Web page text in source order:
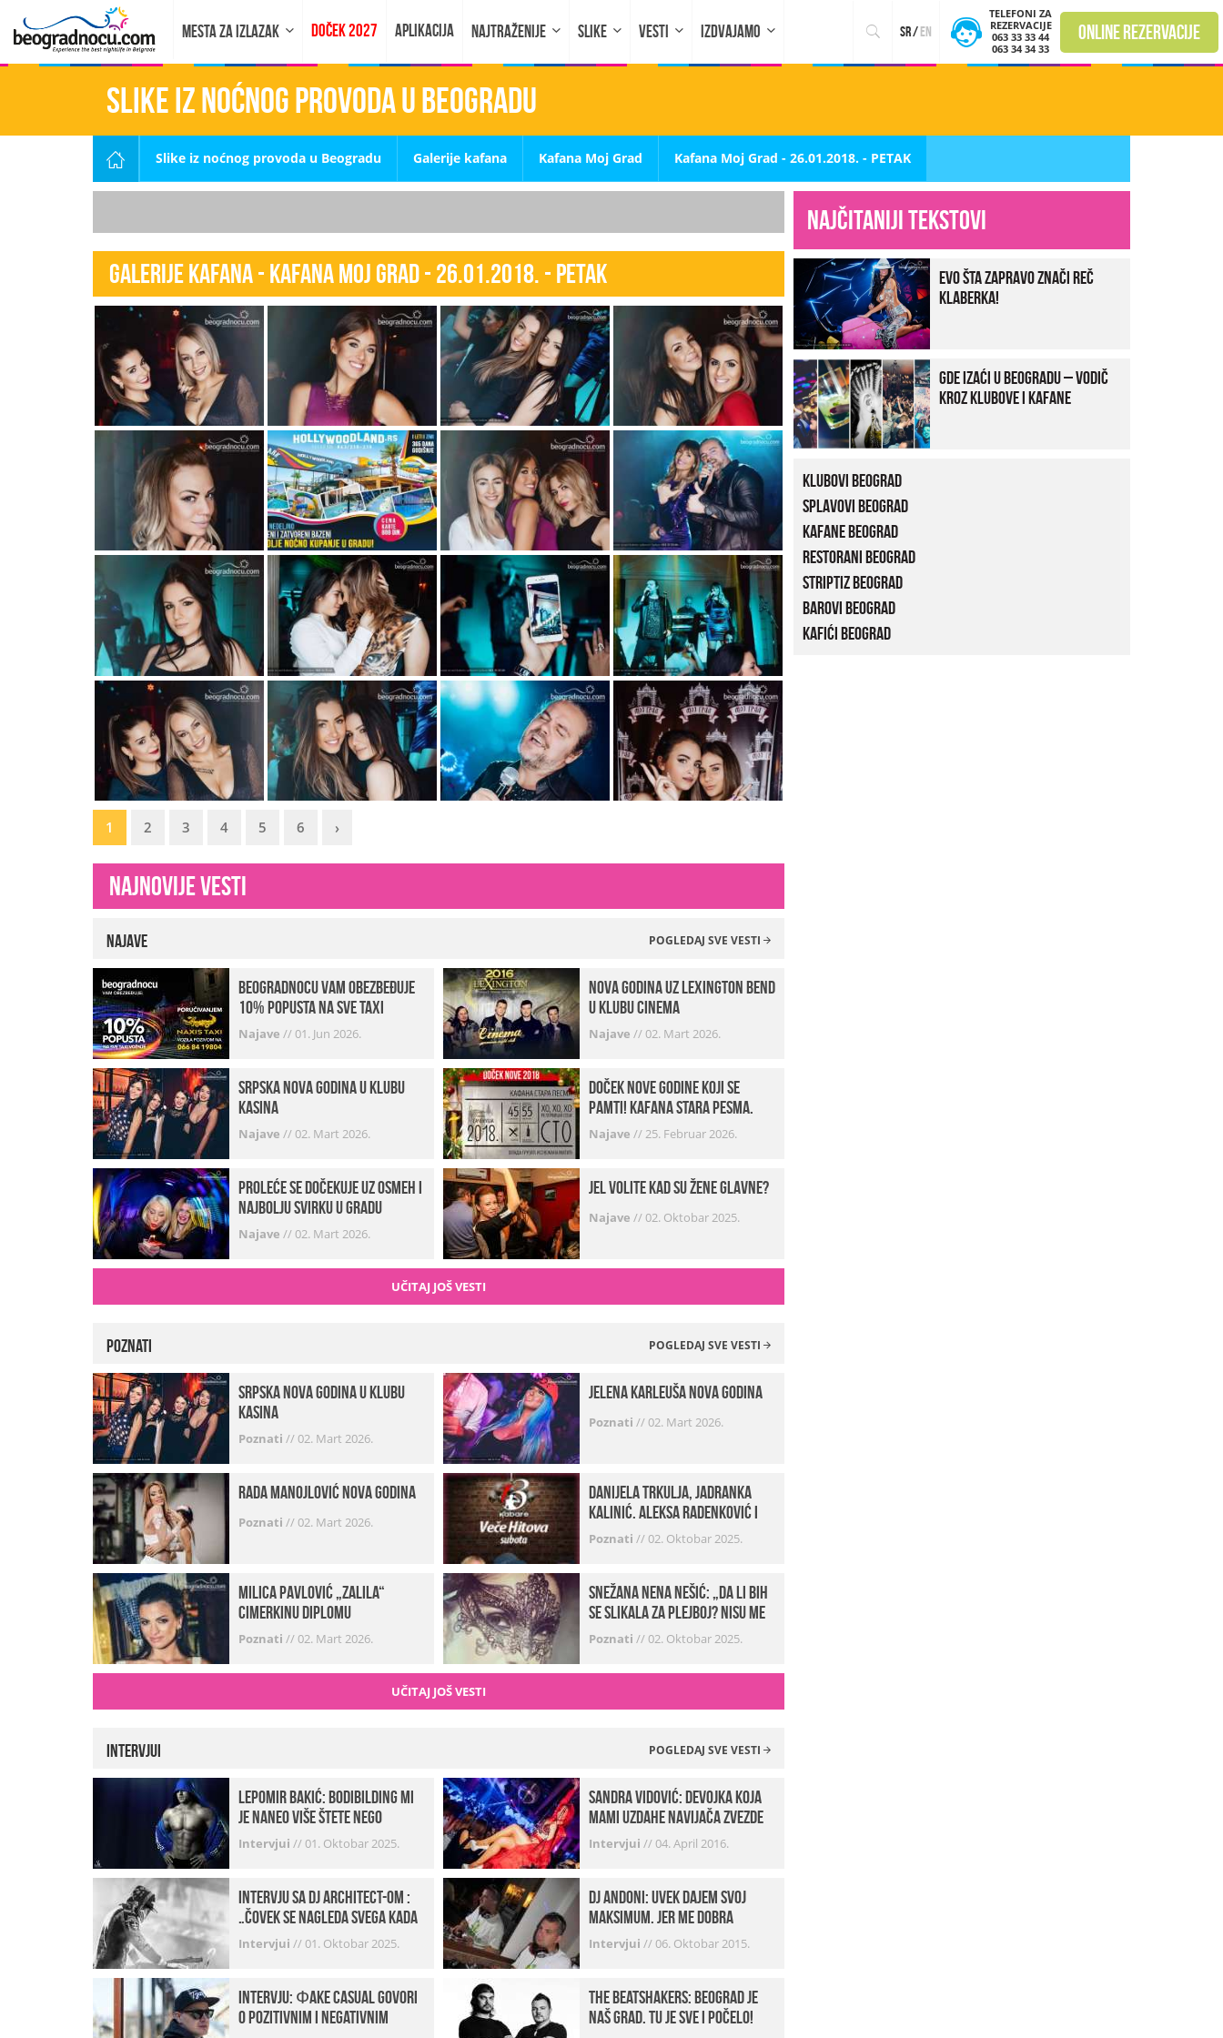
MESTA ZA IZLAZAK DOČEK 2027 APLIKACIJA NAJTRAŽENIJE SLIKE VESTI IZDVAJAMO sr/en
TELEFONI ZA
REZERVACIJE
063 33 33 44
063 34 34 33
online rezervacije
Slike iz noćnog provoda u Beogradu
Slike iz noćnog provoda u Beogradu Galerije kafana Kafana Moj Grad Kafana Moj Grad - 26.01.2018. - PETAK
Galerije kafana - Kafana Moj Grad - 26.01.2018. - PETAK
1 2 3 4 5 6 ›
Najnovije vesti
Najave POGLEDAJ SVE VESTI
beogradnocu vam obezbeđuje
10% popusta na sve taxi
vožnje
Najave //01. Jun 2026.
Srpska Nova godina u klubu
Kasina
Najave //02. Mart 2026.
Proleće se dočekuje uz osmeh i
najbolju svirku u gradu
Najave //02. Mart 2026.
Nova godina uz Lexington bend
u klubu Cinema
Najave //02. Mart 2026.
Doček Nove godine koji se
pamti! Kafana Stara pesma.
Najave //25. Februar 2026.
Jel volite kad su žene glavne?
Najave //02. Oktobar 2025.
UČITAJ JOŠ VESTI
Poznati POGLEDAJ SVE VESTI
Srpska Nova godina u klubu
Kasina
Poznati //02. Mart 2026.
Rada Manojlović Nova godina
Poznati //02. Mart 2026.
Milica Pavlović „zalila“
cimerkinu diplomu
Poznati //02. Mart 2026.
Jelena Karleuša Nova godina
Poznati //02. Mart 2026.
Danijela Trkulja, Jadranka
Kalinić, Aleksa Radenković i
Husa Beat Street u Kabareu 13
Poznati //02. Oktobar 2025.
Snežana Nena Nešić: „Da li bih
se slikala za Plejboj? Nisu me
zvali…“ (FOTO+VIDEO)
Poznati //02. Oktobar 2025.
UČITAJ JOŠ VESTI
Intervjui POGLEDAJ SVE VESTI
Lepomir Bakić: Bodibilding mi
je naneo više štete nego
koristi!
Intervjui //01. Oktobar 2025.
Intervju sa DJ Architect-om :
„Čovek se nagleda svega kada
je noćni život u pitanju. U
klubovima najmanje vidim
Intervjui //01. Oktobar 2025.
INTERVJU: Фake Casual govori
o pozitivnim i negativnim
Sandra Vidović: devojka koja
mami uzdahe navijača Zvezde
Intervjui //04. April 2016.
Dj Andoni: Uvek dajem svoj
maksimum, jer me dobra
muzika pokreće
Intervjui //06. Oktobar 2015.
The Beatshakers: Beograd je
naš grad, tu je sve i počelo!
Najčitaniji tekstovi
Evo šta zapravo znači reč
klaberka!
Gde izaći u Beogradu – vodič
kroz klubove i kafane
Klubovi Beograd
Splavovi Beograd
Kafane Beograd
Restorani Beograd
Striptiz Beograd
Barovi Beograd
Kafići Beograd